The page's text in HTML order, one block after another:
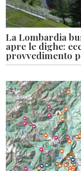
La Lombardia
apre le dighe:
provvedimento